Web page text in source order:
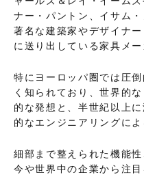
ナー・パントン、イサム
著名な建築家やデザイナ
に送り出している家具メー
特にヨーロッパ圏では圧
く知られており、世界的
的な発想と、半世紀以上
的なエンジニアリングによ
細部まで整えられた機能
今や世界中の企業から注